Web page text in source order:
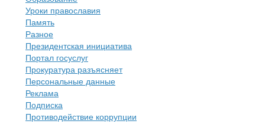
Уроки православия
Память
Разное
Президентская инициатива
Портал госуслуг
Прокуратура разъясняет
Персональные данные
Реклама
Подписка
Противодействие коррупции